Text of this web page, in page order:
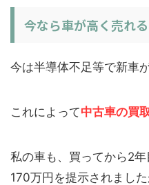
今なら車が高く売れる
今は半導体不足等で新車
これによって中古車の買
私の車も、買ってから2
170万円を提示されまし